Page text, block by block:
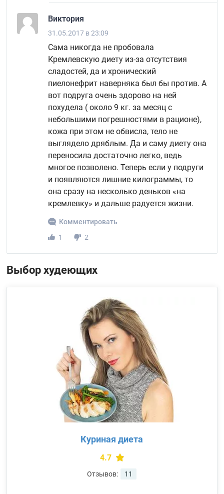
Виктория
31.05.2017 в 23:09
Сама никогда не пробовала
Кремлевскую диету из-за отсутствия
сладостей, да и хронический
пиелонефрит наверняка был бы против. А
вот подруга очень здорово на ней
похудела ( около 9 кг. за месяц с
небольшими погрешностями в рационе),
кожа при этом не обвисла, тело не
выглядело дряблым. Да и саму диету она
переносила достаточно легко, ведь
многое позволено. Теперь если у подруги
и появляются лишние килограммы, то
она сразу на несколько деньков «на
кремлевку» и дальше радуется жизни.
Комментировать
1
2
Выбор худеющих
Куриная диета
4.7
Отзывов: 11